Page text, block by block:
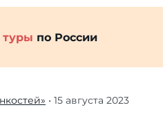
туры по России
• 15 августа 2023